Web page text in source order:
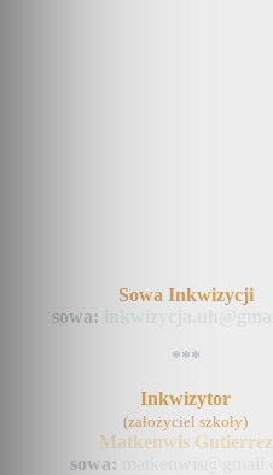
Sowa Inkwizycji
sowa:
***
Inkwizytor
(założyciel szkoły)
Matkenwis Gutierrez
sowa: